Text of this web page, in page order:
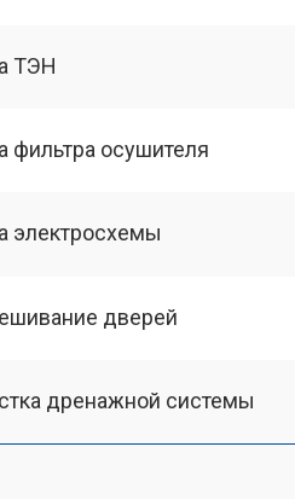
ТЭН
фильтра осушителя
электросхемы
дверей
дренажной системы